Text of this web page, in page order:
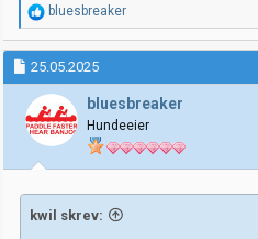
R
e
a
k
s
j
o
n
e
r
bluesbreaker
25.05.2025
bluesbreaker
Hundeeier
kwil skrev: